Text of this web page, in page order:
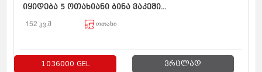
იყიდება 5 ოთახიანი ბინა ვაკეში...
152 კვ.მ ოთახი
1036000 GEL ვრცლად